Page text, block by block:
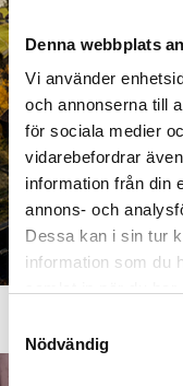
Denna webbplats
Vi använder
och annonserna till
för sociala medier
vidarebefordrar
information från din
annons- och
Dessa kan i sin tur
information som du
Nödvändig